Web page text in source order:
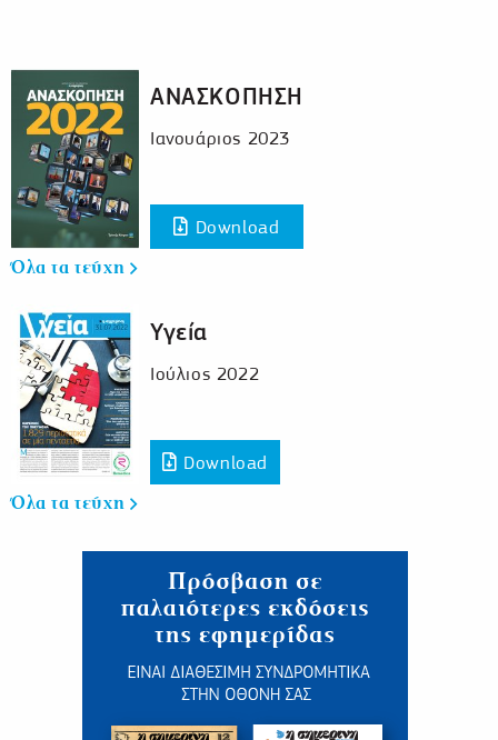
ΑΝΑΣΚΟΠΗΣΗ
Ιανουάριος 2023
Download
Όλα τα τεύχη
Υγεία
Ιούλιος 2022
Download
Όλα τα τεύχη